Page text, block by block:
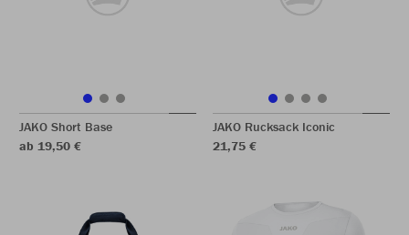
JAKO Short Base
ab 19,50 €
JAKO Rucksack Iconic
21,75 €